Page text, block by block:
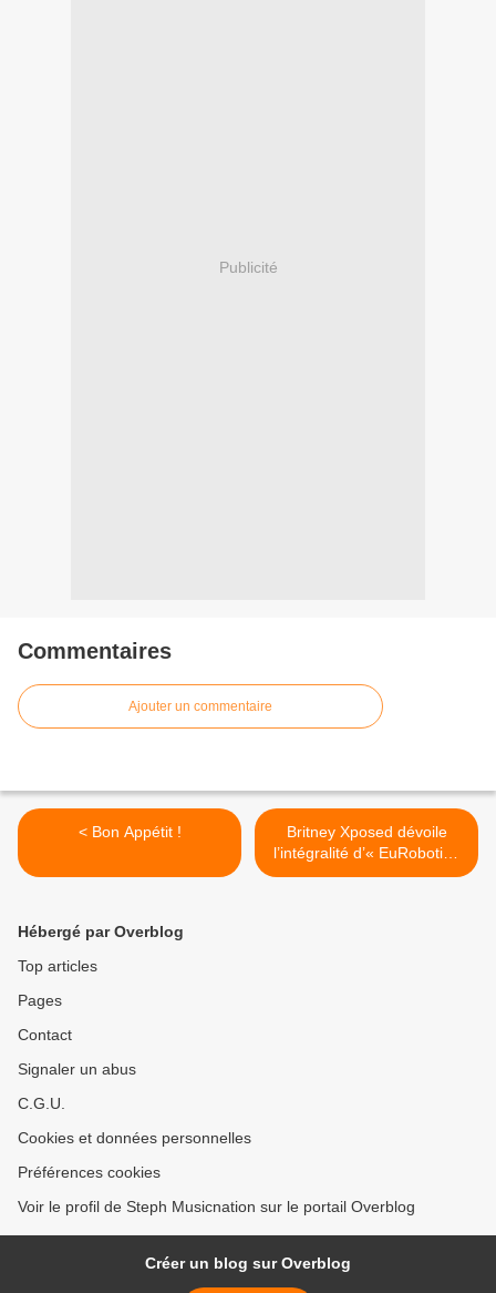
Publicité
Commentaires
Ajouter un commentaire
< Bon Appétit !
Britney Xposed dévoile
l’intégralité d’« EuRobotica
» ! >
Hébergé par Overblog
Top articles
Pages
Contact
Signaler un abus
C.G.U.
Cookies et données personnelles
Préférences cookies
Voir le profil de Steph Musicnation sur le portail Overblog
Créer un blog sur Overblog